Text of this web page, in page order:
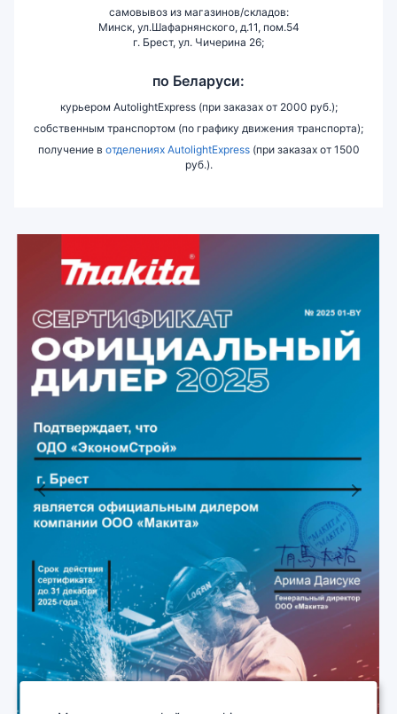
самовывоз из магазинов/складов:
Минск, ул.Шафарнянского, д.11, пом.54
г. Брест, ул. Чичерина 26;
по Беларуси:
курьером AutolightExpress (при заказах от 2000 руб.);
собственным транспортом (по графику движения транспорта);
получение в отделениях AutolightExpress(при заказах от 1500
руб.).
Previous Next